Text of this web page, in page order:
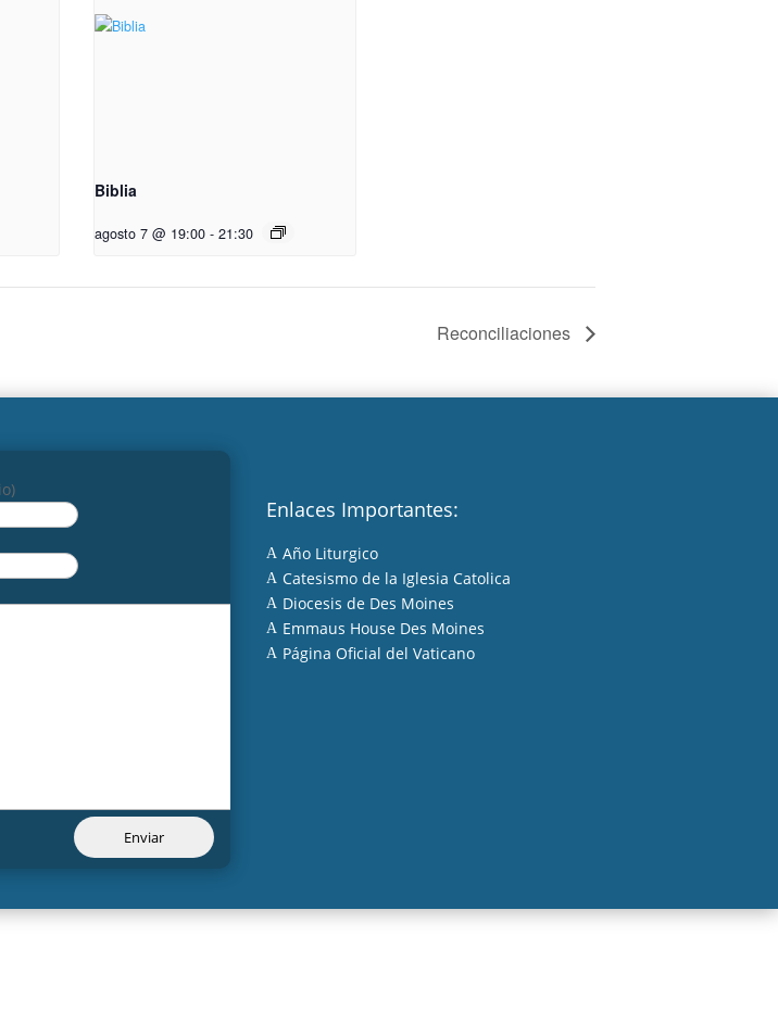
Biblia
agosto 7 @ 19:00 - 21:30
Reconciliaciones
Nombre
Enlaces Importantes:
A Año Liturgico
A Catesismo de la Iglesia Catolica
A Diocesis de Des Moines
A Emmaus House Des Moines
A Página Oficial del Vaticano